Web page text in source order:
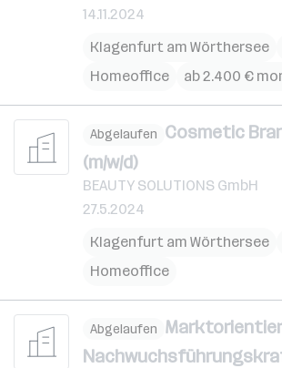
14.11.2024
Klagenfurt am Wörthersee
Homeoffice
ab 2.400 €
Abgelaufen Cosmetic
(m/w/d)
BEAUTY SOLUTIONS GmbH
27.5.2024
Klagenfurt am Wörthersee
Homeoffice
Abgelaufen